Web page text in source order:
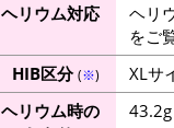
ヘリウム対応
ヘリ
をご
HIB区分(※)
XLサ
ヘリウム時の
43.2g